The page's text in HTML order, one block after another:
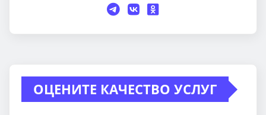
ОЦЕНИТЕ КАЧЕСТВО УСЛУГ